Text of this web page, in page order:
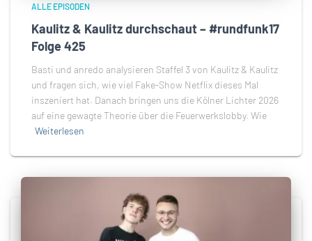
ALLE EPISODEN
Kaulitz & Kaulitz durchschaut – #rundfunk17
Folge 425
Basti und anredo analysieren Staffel 3 von Kaulitz & Kaulitz
und fragen sich, wie viel Fake-Show Netflix dieses Mal
inszeniert hat. Danach bringen uns die Kölner Lichter 2026
auf eine gewagte Theorie über die Feuerwerkslobby. Wie
Weiterlesen